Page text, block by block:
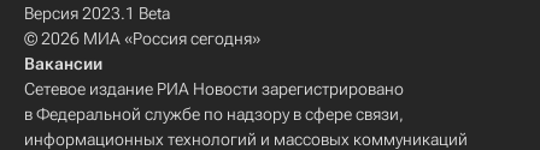
Версия 2023.1 Beta
© 2026 МИА «Россия сегодня»
Вакансии
Сетевое издание РИА Новости зарегистрировано
в Федеральной службе по надзору в сфере связи,
информационных технологий и массовых коммуникаций